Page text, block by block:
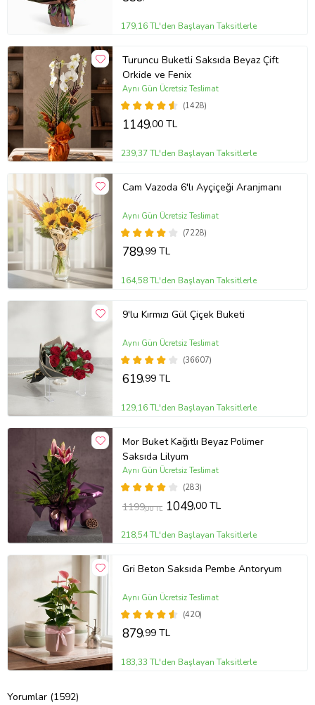
sağladığınızda, orkideleriniz uzun süre boyunca sağlıklı ve canlı
kalacaktır.
Stok durumuna göre görseldeki renk seçeneklerinden biri
gönderilir.
Ürün Kodu:grat113
179,16 TL'den Başlayan Taksitlerle
Turuncu Buketli Saksıda Beyaz Çift
Orkide ve Fenix
(1428)
Aynı Gün Ücretsiz Teslimat
1149,00 TL
239,37 TL'den Başlayan Taksitlerle
Cam Vazoda 6'lı Ayçiçeği Aranjmanı
(7228)
Aynı Gün Ücretsiz Teslimat
789,99 TL
164,58 TL'den Başlayan Taksitlerle
9'lu Kırmızı Gül Çiçek Buketi
(36607)
Aynı Gün Ücretsiz Teslimat
619,99 TL
129,16 TL'den Başlayan Taksitlerle
Mor Buket Kağıtlı Beyaz Polimer
Saksıda Lilyum
(283)
Aynı Gün Ücretsiz Teslimat
1199,00 TL 1049,00 TL
218,54 TL'den Başlayan Taksitlerle
Gri Beton Saksıda Pembe Antoryum
(420)
Aynı Gün Ücretsiz Teslimat
879,99 TL
183,33 TL'den Başlayan Taksitlerle
Yorumlar (1592)